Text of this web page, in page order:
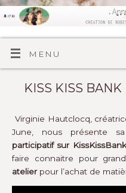
MENU
KISS KISS
Virginie Hautclocq,
June, nous présente sa
participatif sur
faire connaitre pour
atelierpour l’achat de